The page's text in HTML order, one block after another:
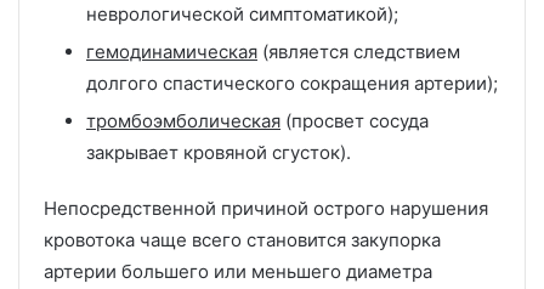
неврологической симптоматикой);
гемодинамическая (является следствием
долгого спастического сокращения артерии);
тромбоэмболическая (просвет сосуда
закрывает кровяной сгусток).
Непосредственной причиной острого нарушения
кровотока чаще всего становится закупорка
артерии большего или меньшего диаметра